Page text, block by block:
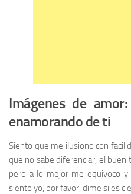
Imágenes de
enamorando de ti
Siento que me ilusiono con
que no sabe diferenciar, el buen
pero a lo mejor me equivoco
siento yo, por favor, dime si es